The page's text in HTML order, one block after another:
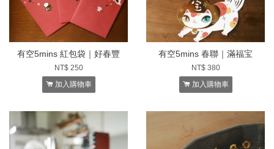
有空5mins 紅包袋｜好春豐
NT$ 250
加入購物車
有空5mins 春聯｜滿福宝
NT$ 380
加入購物車